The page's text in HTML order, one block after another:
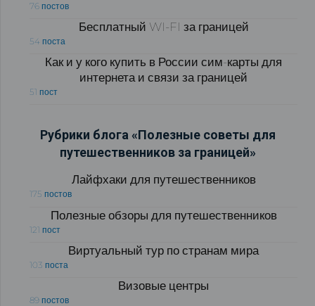
76 постов
Бесплатный WI-FI за границей
54 поста
Как и у кого купить в России сим-карты для
интернета и связи за границей
51 пост
Рубрики блога «Полезные советы для
путешественников за границей»
Лайфхаки для путешественников
175 постов
Полезные обзоры для путешественников
121 пост
Виртуальный тур по странам мира
103 поста
Визовые центры
89 постов